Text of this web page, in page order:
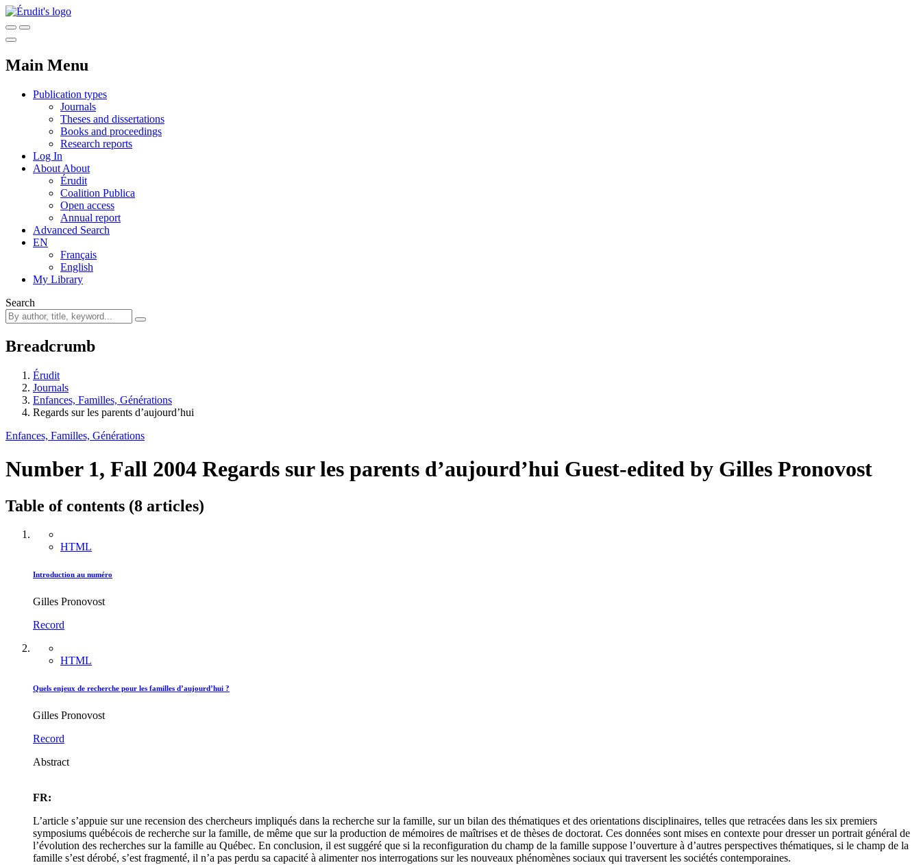
Main Menu
Publication types
Journals
Theses and dissertations
Books and proceedings
Research reports
Log In
About About
Érudit
Coalition Publica
Open access
Annual report
Advanced Search
EN
Français
English
My Library
Search
Breadcrumb
Érudit
Journals
Enfances, Familles, Générations
Regards sur les parents d’aujourd’hui
Enfances, Familles, Générations
Number 1, Fall 2004 Regards sur les parents d’aujourd’hui Guest-edited by Gilles Pronovost
Table of contents (8 articles)
HTML
Introduction au numéro
Gilles Pronovost
Record
HTML
Quels enjeux de recherche pour les familles d’aujourd’hui ?
Gilles Pronovost
Record
Abstract
FR:
L’article s’appuie sur une recension des chercheurs impliqués dans la recherche sur la famille, sur un bilan des thématiques et des orientations disciplinaires, telles que retracées dans les six premiers
symposiums québécois de recherche sur la famille, de même que sur la production de mémoires de maîtrises et de thèses de doctorat. Ces données sont mises en contexte pour dresser un portrait général de
l’évolution des recherches sur la famille au Québec. En conclusion, il est suggéré que si la reconfiguration du champ de la famille suppose l’ouverture à d’autres perspectives thématiques, si le champ de la
famille s’est dérobé, s’est fragmenté, il n’a pas perdu sa capacité à alimenter nos interrogations sur les nouveaux phénomènes sociaux qui traversent les sociétés contemporaines.